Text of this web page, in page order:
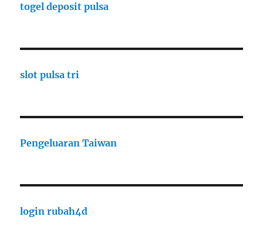
togel deposit pulsa
slot pulsa tri
Pengeluaran Taiwan
login rubah4d